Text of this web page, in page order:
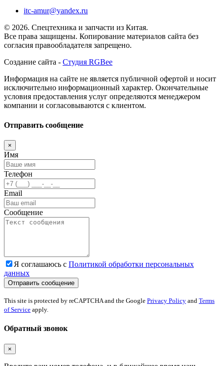
itc-amur@yandex.ru
© 2026. Спецтехника и запчасти из Китая.
Все права защищены. Копирование материалов сайта без
согласия правообладателя запрещено.
Создание сайта - Студия RGBee
Информация на сайте не является публичной офертой и носит
исключительно информационный характер. Окончательные
условия предоставления услуг определяются менеджером
компании и согласовываются с клиентом.
Отправить сообщение
×
Имя
Телефон
Email
Сообщение
Я соглашаюсь с Политикой обработки персональных
данных
This site is protected by reCAPTCHA and the Google Privacy Policy and Terms
of Service apply.
Обратный звонок
×